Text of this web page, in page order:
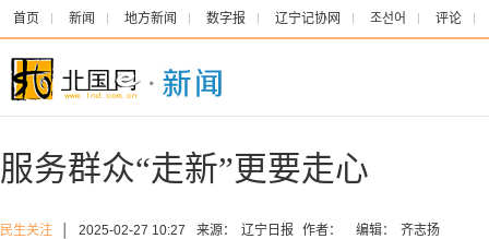
首页 新闻 地方新闻 数字报 辽宁记协网 조선어 评论
服务群众“走新”更要走心
民生关注 2025-02-27 10:27 来源： 辽宁日报 作者： 编辑： 齐志扬